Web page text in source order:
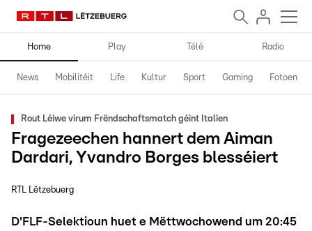
Home Play Télé Radio
News Mobilitéit Life Kultur Sport Gaming Fotoen
Rout Léiwe virum Frëndschaftsmatch géint Italien
Fragezeechen hannert dem Aiman
Dardari, Yvandro Borges blesséiert
RTL Lëtzebuerg
D'FLF-Selektioun huet e Mëttwochowend um 20:45